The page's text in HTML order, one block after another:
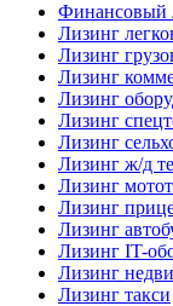
Финансовый
Лизинг
Лизинг
Лизинг
Лизинг
Лизинг
Лизинг
Лизинг ж/д
Лизинг
Лизинг
Лизинг
Лизинг IT-
Лизинг
Лизинг такси